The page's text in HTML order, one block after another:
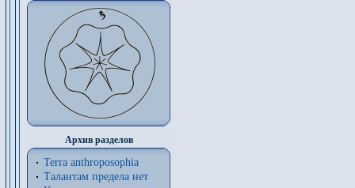
Архив разделов
Terra anthroposophia
Талантам предела нет